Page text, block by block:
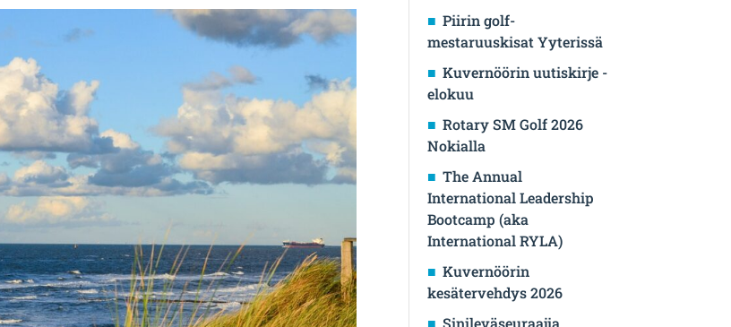
Piirin golf-
mestaruuskisat Yyterissä
Kuvernöörin uutiskirje -
elokuu
Rotary SM Golf 2026
Nokialla
The Annual
International Leadership
Bootcamp (aka
International RYLA)
Kuvernöörin
kesätervehdys 2026
Sinileväseuraajia